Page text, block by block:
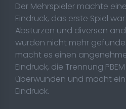
Der Mehrspieler machte
Eindruck, das erste Spiel
Abstürzen und diversen
wurden nicht mehr
macht es einen
Eindruck, die Trennung
überwunden und macht
Eindruck.